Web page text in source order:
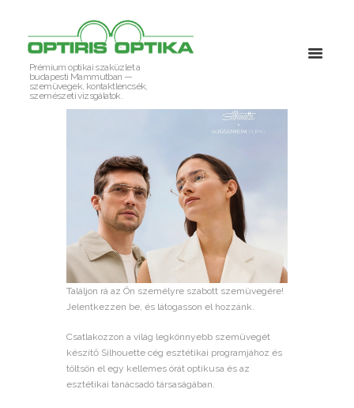
Prémium optikai szaküzlet a
budapesti Mammutban —
szemüvegek, kontaktlencsék,
szemészeti vizsgálatok.
Találjon rá az Ön személyre szabott szemüvegére!
Jelentkezzen be, és látogasson el hozzánk.
Csatlakozzon a világ legkönnyebb szemüvegét
készítő Silhouette cég esztétikai programjához és
töltsön el egy kellemes órát optikusa és az
esztétikai tanácsadó társaságában.